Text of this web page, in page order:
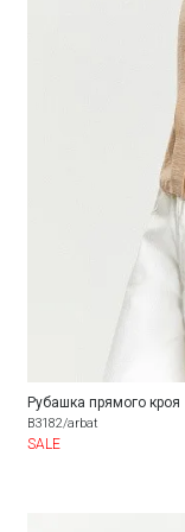
Рубашка прямого кроя
B3182/arbat
SALE